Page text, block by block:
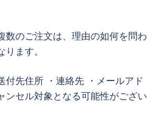
数のご注文は、理由の如何を問わ
ます。
付先住所 ・連絡先 ・メールアド
ンセル対象となる可能性がござい